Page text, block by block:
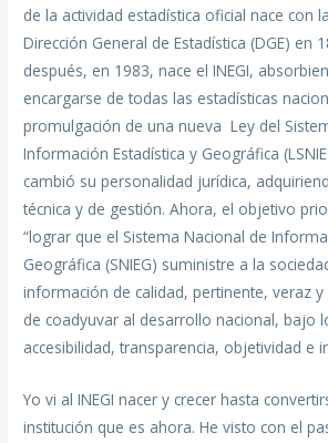
de la actividad estadística oficial nace con
Dirección General de Estadística (DGE) en
después, en 1983, nace el INEGI,
encargarse de todas las estadísticas
promulgación de una nueva Ley del
Información Estadística y Geográfica
cambió su personalidad jurídica,
técnica y de gestión. Ahora, el objetivo
“lograr que el Sistema Nacional de
Geográfica (SNIEG) suministre a la
información de calidad, pertinente, veraz
de coadyuvar al desarrollo nacional, bajo
accesibilidad, transparencia, objetividad e
Yo vi al INEGI nacer y crecer hasta
institución que es ahora. He visto con el